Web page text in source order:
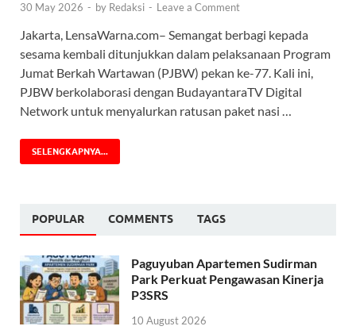
30 May 2026 - by Redaksi - Leave a Comment
Jakarta, LensaWarna.com– Semangat berbagi kepada
sesama kembali ditunjukkan dalam pelaksanaan Program
Jumat Berkah Wartawan (PJBW) pekan ke-77. Kali ini,
PJBW berkolaborasi dengan BudayantaraTV Digital
Network untuk menyalurkan ratusan paket nasi …
SELENGKAPNYA...
POPULAR COMMENTS TAGS
Paguyuban Apartemen Sudirman
Park Perkuat Pengawasan Kinerja
P3SRS
10 August 2026